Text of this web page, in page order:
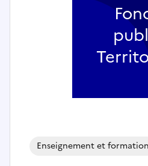
Enseignement et formation